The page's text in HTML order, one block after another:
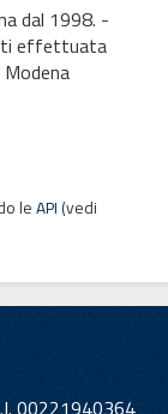
dal 1998. -
effettuata
le API (vedi
00221940364